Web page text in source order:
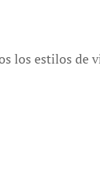
los estilos de